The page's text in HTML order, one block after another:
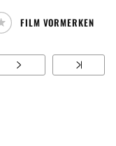
Abenteuer in der
FILM VORMERKEN